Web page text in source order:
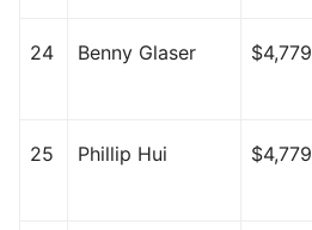
24 Benny Glaser $4,779
25 Phillip Hui $4,779